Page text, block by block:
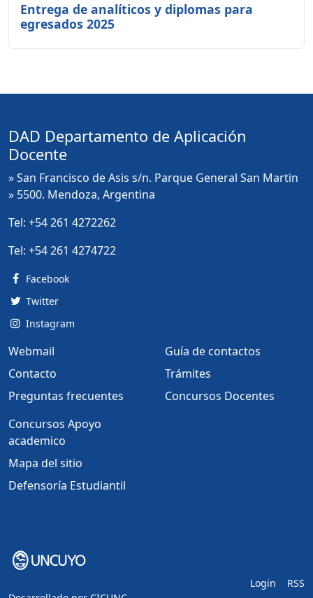
Entrega de analíticos y diplomas para
egresados 2025
DAD Departamento de Aplicación
Docente
» San Francisco de Asis s/n. Parque General San Martin
» 5500. Mendoza, Argentina
Tel: +54 261 4272262
Tel: +54 261 4274722
Facebook
Twitter
Instagram
Webmail
Contacto
Preguntas frecuentes
Guía de contactos
Trámites
Concursos Docentes
Concursos Apoyo
academico
Mapa del sitio
Defensoría Estudiantil
Login
RSS